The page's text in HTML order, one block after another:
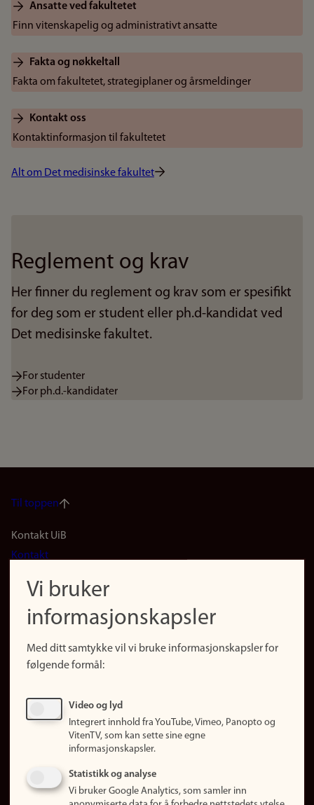
Ansatte ved fakultetet
Finn vitenskapelig og administrativt ansatte
Fakta og nøkkeltall
Fakta om fakultetet, strategiplaner og årsmeldinger
Kontakt oss
Kontaktinformasjon til fakultetet
Alt om Det medisinske fakultet
Reglement og krav
Her finner du reglement og krav som er spesifikt
for deg som er student eller ph.d-kandidat ved
Det medisinske fakultet.
For studenter
For ph.d.-kandidater
Til toppen
Footer
(no)
Kontakt UiB
Kontakt
Finn forsker
Presse
Finn studier
Ledige stillinger
Om nettstedet
Vi bruker
informasjonskapsler
Med ditt samtykke vil vi bruke informasjonskapsler for
følgende formål:
Video og lyd
Integrert innhold fra YouTube, Vimeo, Panopto og
VitenTV, som kan sette sine egne
informasjonskapsler.
Statistikk og analyse
Vi bruker Google Analytics, som samler inn